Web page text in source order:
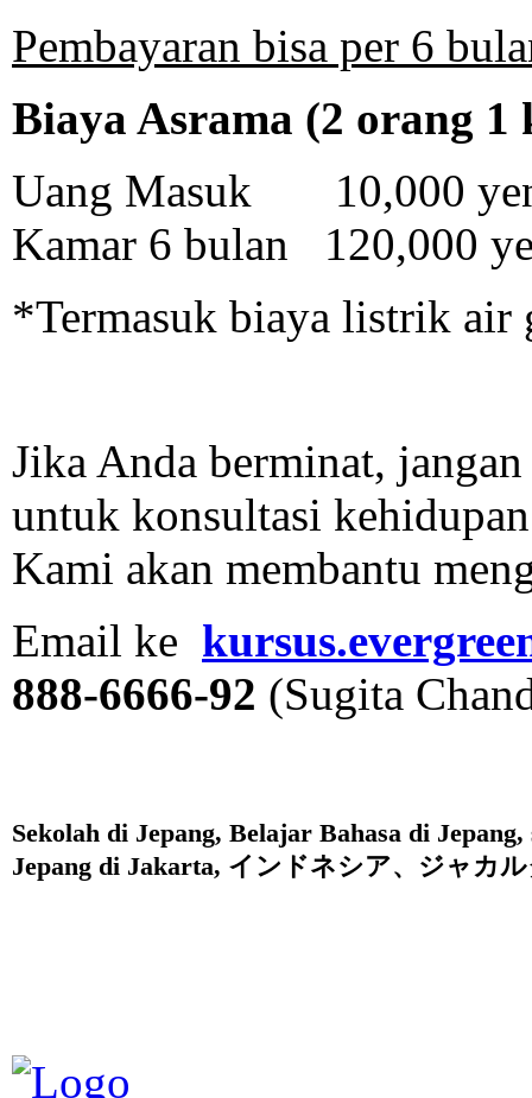
Pembayaran bisa per 6
Biaya Asrama (2 orang 1
Uang Masuk 10,000
Kamar 6 bulan 120,000
*Termasuk biaya listrik air
Jika Anda berminat,
untuk konsultasi
Kami akan membantu
Email ke
888-6666-92 (Sugita
Sekolah di Jepang, Belajar Bahasa di
Jepang di Jakarta, インドネシア、ジャカ